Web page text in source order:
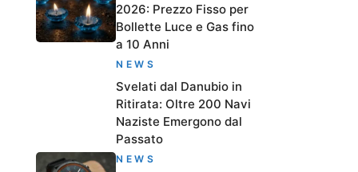
2026: Prezzo Fisso per
Bollette Luce e Gas fino
a 10 Anni
NEWS
Svelati dal Danubio in
Ritirata: Oltre 200 Navi
Naziste Emergono dal
Passato
NEWS